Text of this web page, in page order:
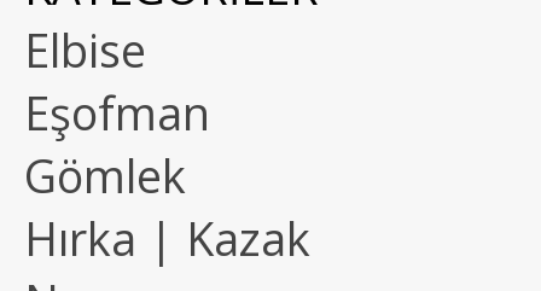
Elbise
Eşofman
Gömlek
Hırka | Kazak